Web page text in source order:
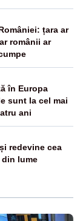
țara ar
românii ar
în Europa
sunt la cel mai
ani
redevine cea
din lume